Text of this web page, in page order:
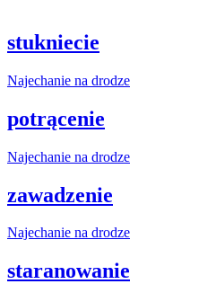
stukniecie
Najechanie na drodze
potrącenie
Najechanie na drodze
zawadzenie
Najechanie na drodze
staranowanie